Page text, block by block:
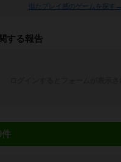
似たプレイ感のゲームを探す→
する報告
件